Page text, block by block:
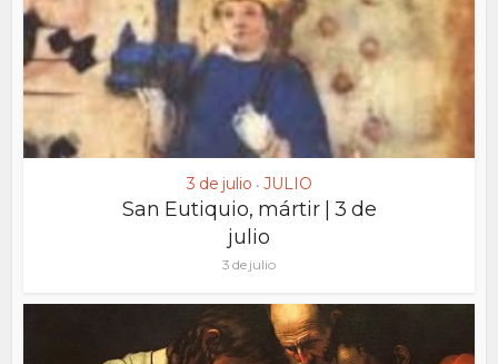
3 de julio • JULIO
San Eutiquio, mártir | 3 de
julio
3 de julio